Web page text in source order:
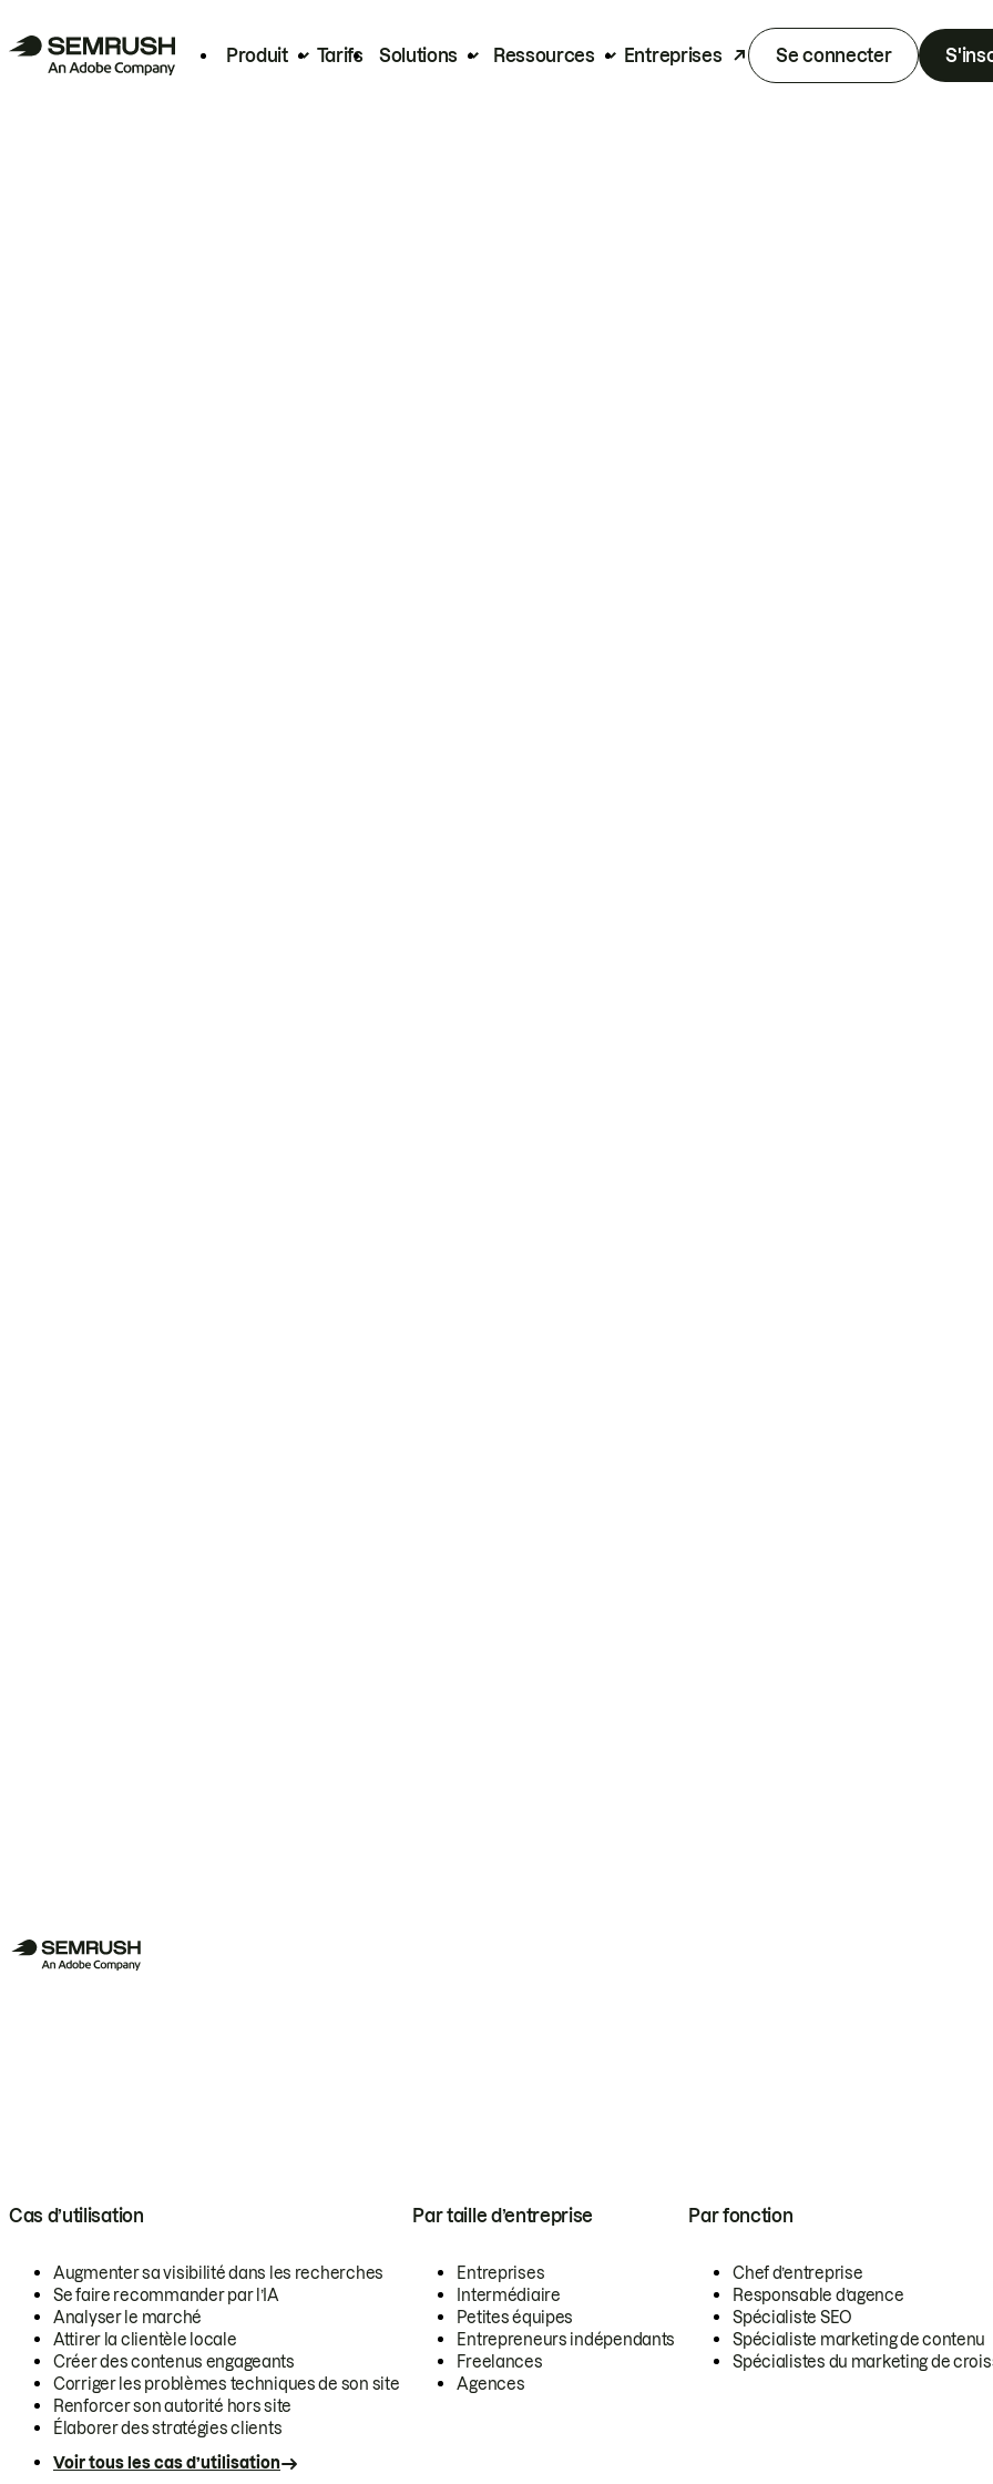
Produit Tarifs Solutions Ressources Entreprises Se connecter
Cas d’utilisation
Augmenter sa visibilité dans les recherches
Se faire recommander par l’IA
Analyser le marché
Attirer la clientèle locale
Créer des contenus engageants
Corriger les problèmes techniques de son site
Renforcer son autorité hors site
Élaborer des stratégies clients
Voir tous les cas d’utilisation
Par taille d’entreprise
Entreprises
Intermédiaire
Petites équipes
Entrepreneurs indépendants
Freelances
Agences
Par fonction
Chef d’entreprise
Responsable d’agence
Spécialiste SEO
Spécialiste marketing de contenu
Spécialistes du marketing de